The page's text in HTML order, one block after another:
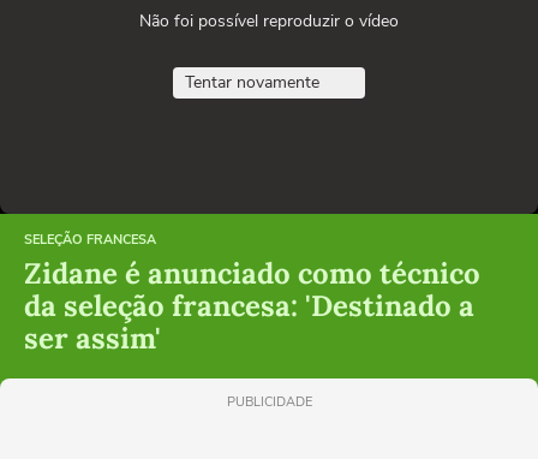
Não foi possível reproduzir o vídeo
Tentar novamente
SELEÇÃO FRANCESA
Zidane é anunciado como técnico
da seleção francesa: 'Destinado a
ser assim'
PUBLICIDADE